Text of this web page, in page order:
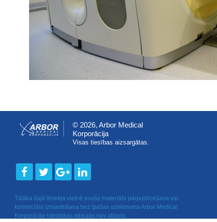
© 2026, Arbor Medical
Korporācija
Visas tiesības aizsargātas.
Tālāka šajā tīmekļa vietnē esošo materiālu pārpublicēšana vai
komerciāla izmantošana bez īpašas uzņēmuma Arbor Medical
Korporācija rakstiskas atļaujas nav atļauta.